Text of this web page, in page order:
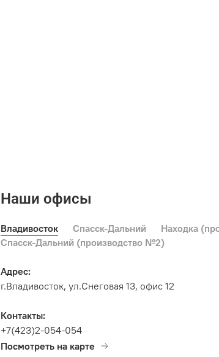
Наши офисы
Владивосток Спасск-Дальний
Находка
Спасск-Дальний (производство №2)
Адрес:
г.Владивосток, ул.Снеговая 13, офис 12
Контакты:
+7(423)2-054-054
Посмотреть на карте